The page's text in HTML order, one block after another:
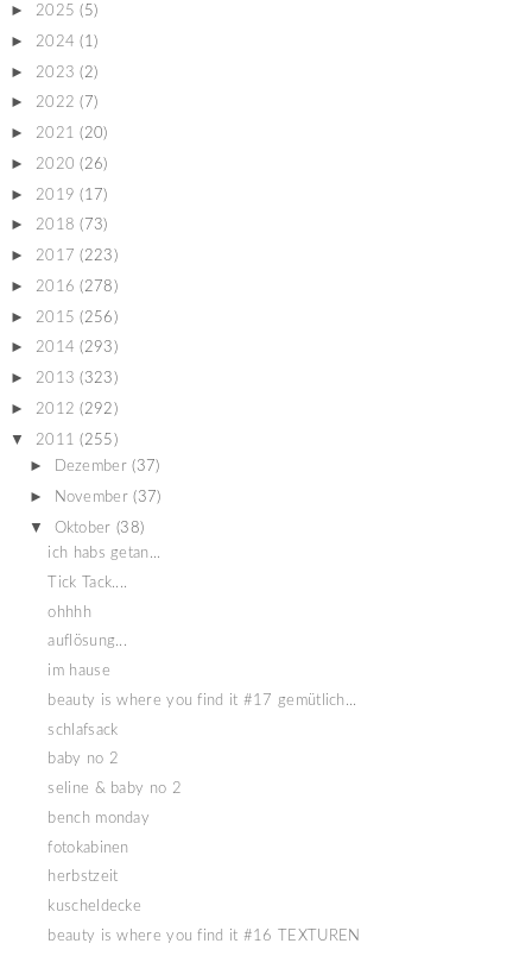
► 2025 (5)
► 2024 (1)
► 2023 (2)
► 2022 (7)
► 2021 (20)
► 2020 (26)
► 2019 (17)
► 2018 (73)
► 2017 (223)
► 2016 (278)
► 2015 (256)
► 2014 (293)
► 2013 (323)
► 2012 (292)
▼ 2011 (255)
► Dezember (37)
► November (37)
▼ Oktober (38)
ich habs getan...
Tick Tack....
ohhhh
auflösung...
im hause
beauty is where you find it #17 gemütlich...
schlafsack
baby no 2
seline & baby no 2
bench monday
fotokabinen
herbstzeit
kuscheldecke
beauty is where you find it #16 TEXTUREN